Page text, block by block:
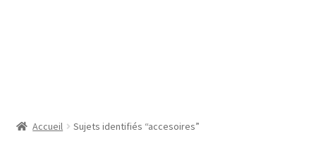
Accueil Sujets identifiés “accesoires”